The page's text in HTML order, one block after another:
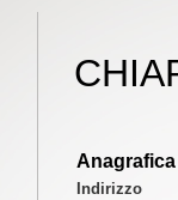
Anagrafica
Indirizzo